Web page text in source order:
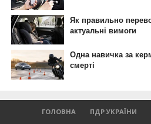
ГОЛОВНА ПДР УКРАЇНИ